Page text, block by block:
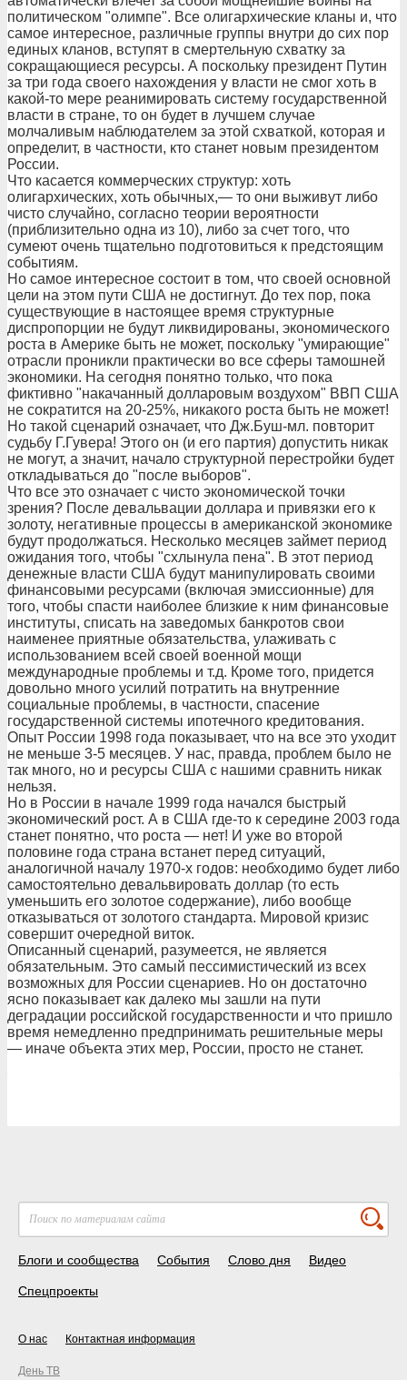
политическом "олимпе". Все олигархические кланы и, что
самое интересное, различные группы внутри до сих пор
единых кланов, вступят в смертельную схватку за
сокращающиеся ресурсы. А поскольку президент Путин
за три года своего нахождения у власти не смог хоть в
какой-то мере реанимировать систему государственной
власти в стране, то он будет в лучшем случае
молчаливым наблюдателем за этой схваткой, которая и
определит, в частности, кто станет новым президентом
России.
Что касается коммерческих структур: хоть
олигархических, хоть обычных,— то они выживут либо
чисто случайно, согласно теории вероятности
(приблизительно одна из 10), либо за счет того, что
сумеют очень тщательно подготовиться к предстоящим
событиям.
Но самое интересное состоит в том, что своей основной
цели на этом пути США не достигнут. До тех пор, пока
существующие в настоящее время структурные
диспропорции не будут ликвидированы, экономического
роста в Америке быть не может, поскольку "умирающие"
отрасли проникли практически во все сферы тамошней
экономики. На сегодня понятно только, что пока
фиктивно "накачанный долларовым воздухом" ВВП США
не сократится на 20-25%, никакого роста быть не может!
Но такой сценарий означает, что Дж.Буш-мл. повторит
судьбу Г.Гувера! Этого он (и его партия) допустить никак
не могут, а значит, начало структурной перестройки будет
откладываться до "после выборов".
Что все это означает с чисто экономической точки
зрения? После девальвации доллара и привязки его к
золоту, негативные процессы в американской экономике
будут продолжаться. Несколько месяцев займет период
ожидания того, чтобы "схлынула пена". В этот период
денежные власти США будут манипулировать своими
финансовыми ресурсами (включая эмиссионные) для
того, чтобы спасти наиболее близкие к ним финансовые
институты, списать на заведомых банкротов свои
наименее приятные обязательства, улаживать с
использованием всей своей военной мощи
международные проблемы и т.д. Кроме того, придется
довольно много усилий потратить на внутренние
социальные проблемы, в частности, спасение
государственной системы ипотечного кредитования.
Опыт России 1998 года показывает, что на все это уходит
не меньше 3-5 месяцев. У нас, правда, проблем было не
так много, но и ресурсы США с нашими сравнить никак
нельзя.
Но в России в начале 1999 года начался быстрый
экономический рост. А в США где-то к середине 2003 года
станет понятно, что роста — нет! И уже во второй
половине года страна встанет перед ситуаций,
аналогичной началу 1970-х годов: необходимо будет либо
самостоятельно девальвировать доллар (то есть
уменьшить его золотое содержание), либо вообще
отказываться от золотого стандарта. Мировой кризис
совершит очередной виток.
Описанный сценарий, разумеется, не является
обязательным. Это самый пессимистический из всех
возможных для России сценариев. Но он достаточно
ясно показывает как далеко мы зашли на пути
деградации российской государственности и что пришло
время немедленно предпринимать решительные меры
— иначе объекта этих мер, России, просто не станет.
Блоги и сообщества События Слово дня Видео
Спецпроекты
О нас Контактная информация
День ТВ